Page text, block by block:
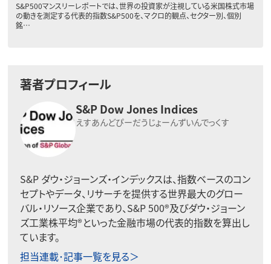
S&P500マンスリーレポートでは、世界の投資家が注視している米国株式市場
の動きを測定する代表的指数S&P500を、マクロ的観点、セクター別、個別
銘…
著者プロフィール
S&P Dow Jones Indices
えすあんどぴーだうじょーんずいんでっくす
S&P ダウ・ジョーンズ・インデックスは、指数ベースのコン
セプトやデータ、リサーチを提供する世界最大のグロー
バル・リソース企業であり、S&P 500®及びダウ・ジョーン
ズ工業株平均®といった金融市場の代表的指数を算出し
ています。
担当連載･記事一覧を見る＞